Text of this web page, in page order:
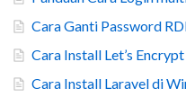
Cara Ganti Password
Cara Install Let’s
Cara Install Laravel di